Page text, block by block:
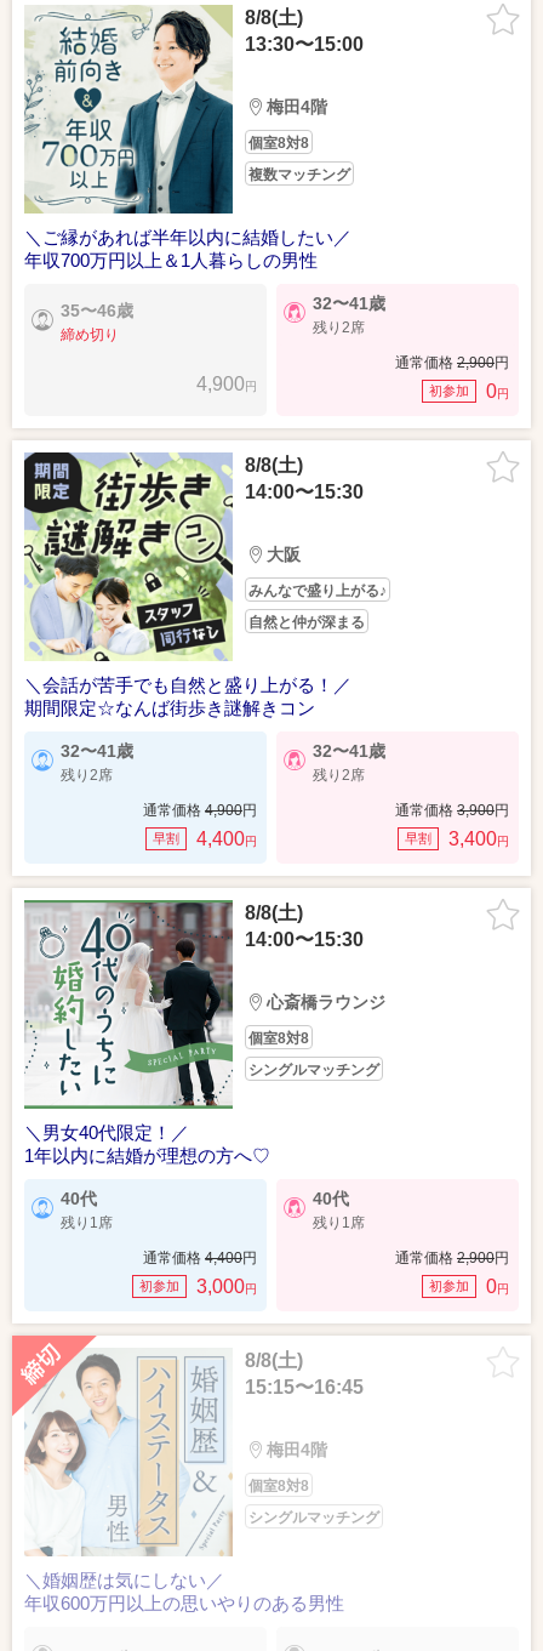
8/8(土)
13:30〜15:00
梅田4階
個室8対8
複数マッチング
＼ご縁があれば半年以内に結婚したい／
年収700万円以上＆1人暮らしの男性
35〜46歳
締め切り
4,900円
32〜41歳
残り2席
通常価格 2,900円
初参加 0円
8/8(土)
14:00〜15:30
大阪
みんなで盛り上がる♪
自然と仲が深まる
＼会話が苦手でも自然と盛り上がる！／
期間限定☆なんば街歩き謎解きコン
32〜41歳
残り2席
通常価格 4,900円
早割 4,400円
32〜41歳
残り2席
通常価格 3,900円
早割 3,400円
8/8(土)
14:00〜15:30
心斎橋ラウンジ
個室8対8
シングルマッチング
＼男女40代限定！／
1年以内に結婚が理想の方へ♡
40代
残り1席
通常価格 4,400円
初参加 3,000円
40代
残り1席
通常価格 2,900円
初参加 0円
8/8(土)
15:15〜16:45
梅田4階
個室8対8
シングルマッチング
＼婚姻歴は気にしない／
年収600万円以上の思いやりのある男性